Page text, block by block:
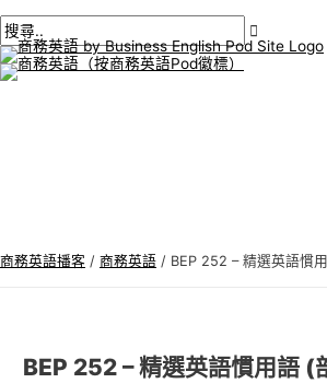
至
內
容
選
商務英語播客 / 商務英語 / BEP 252 – 精選英語慣
BEP 252 – 精選英語慣用語 (
文
導
航
此
輸
名
*
子
郵
商
務
英
搜
尋
: